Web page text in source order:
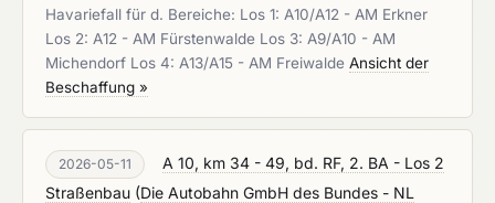
Havariefall für d. Bereiche: Los 1: A10/A12 - AM Erkner
Los 2: A12 - AM Fürstenwalde Los 3: A9/A10 - AM
Michendorf Los 4: A13/A15 - AM Freiwalde Ansicht der
Beschaffung »
2026-05-11
A 10, km 34 - 49, bd. RF, 2. BA - Los 2
Straßenbau (Die Autobahn GmbH des Bundes - NL